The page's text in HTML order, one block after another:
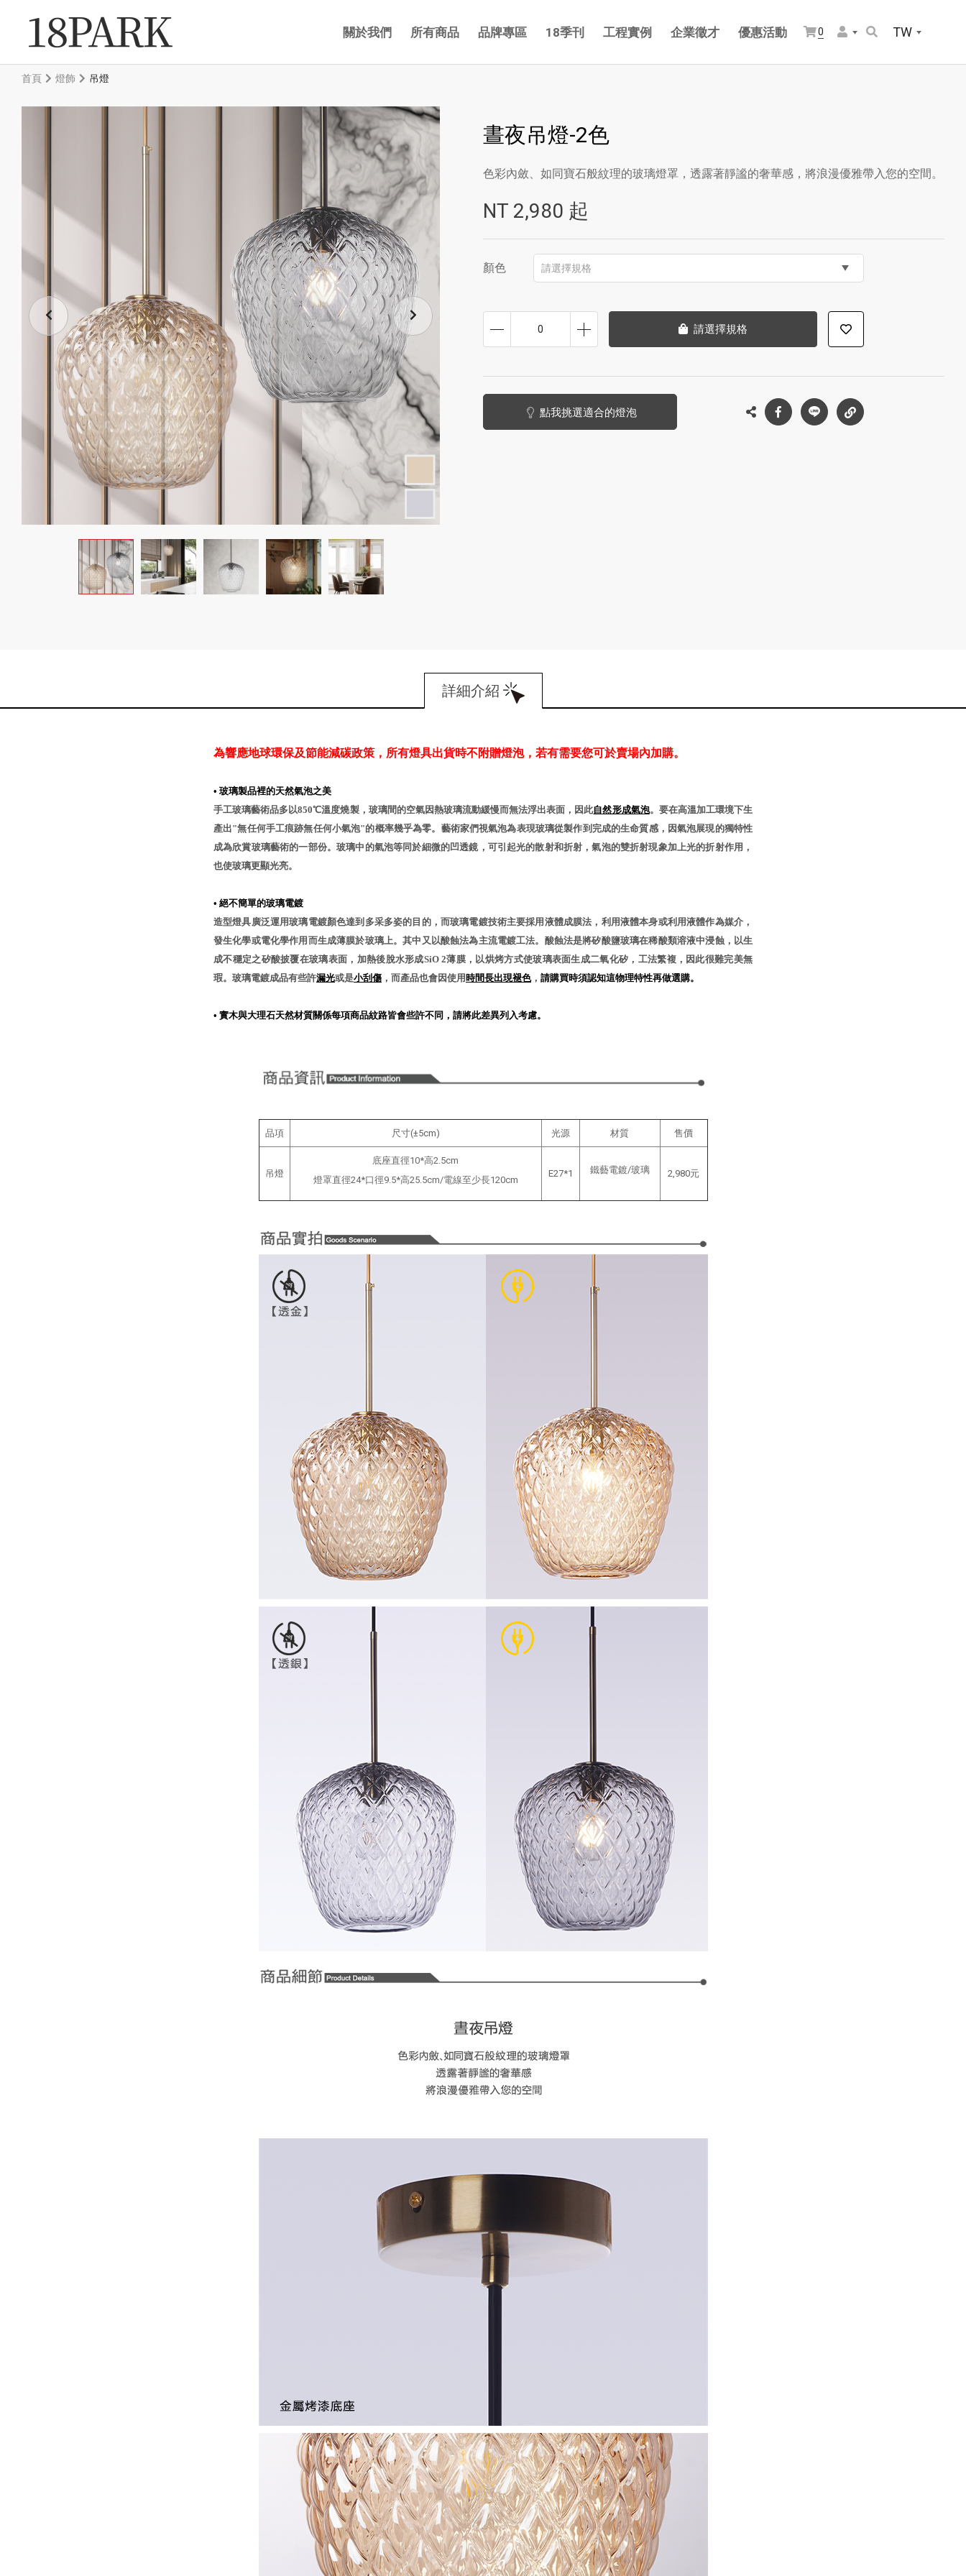
關於我們 所有商品 品牌專區 18季刊 工程實例 企業徵才 優惠活動 0 TW
首頁 燈飾 吊燈
晝夜吊燈-2色
色彩內斂、如同寶石般紋理的玻璃燈罩，透露著靜謐的奢華感，將浪漫優雅帶入您的空間。
NT 2,980 起
顏色 請選擇規格
0 請選擇規格
點我挑選適合的燈泡
詳細介紹
為響應地球環保及節能減碳政策，所有燈具出貨時不附贈燈泡，若有需要您可於賣場內加購。
• 玻璃製品裡的天然氣泡之美
手工玻璃藝術品多以850℃溫度燒製，玻璃間的空氣因熱玻璃流動緩慢而無法浮出表面，因此自然形成氣泡。要在高溫加工環境下生
產出"無任何手工痕跡無任何小氣泡"的概率幾乎為零。藝術家們視氣泡為表現玻璃從製作到完成的生命質感，因氣泡展現的獨特性
成為欣賞玻璃藝術的一部份。玻璃中的氣泡等同於細微的凹透鏡，可引起光的散射和折射，氣泡的雙折射現象加上光的折射作用，
也使玻璃更顯光亮。
• 絕不簡單的玻璃電鍍
造型燈具廣泛運用玻璃電鍍顏色達到多采多姿的目的，而玻璃電鍍技術主要採用液體成膜法，利用液體本身或利用液體作為媒介，
發生化學或電化學作用而生成薄膜於玻璃上。其中又以酸蝕法為主流電鍍工法。酸蝕法是將矽酸鹽玻璃在稀酸類溶液中浸蝕，以生
成不穩定之矽酸披覆在玻璃表面，加熱後脫水形成SiO 2薄膜，以烘烤方式使玻璃表面生成二氧化矽，工法繁複，因此很難完美無
瑕。玻璃電鍍成品有些許漏光或是小刮傷 ，而產品也會因使用時間長出現褪色， 請購買時須認知這物理特性再做選購。
• 實木與大理石天然材質關係每項商品紋路皆會些許不同，請將此差異列入考慮。
品項 尺寸(±5cm) 光源 材質 售價
吊燈
底座直徑10*高2.5cm
燈罩直徑24*口徑9.5*高25.5cm/電線至少長120cm
E27*1 鐵藝電鍍/玻璃 2,980元